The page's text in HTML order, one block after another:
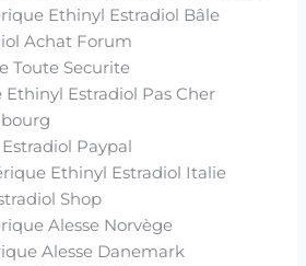
Ethinyl Estradiol Bâle
Achat Forum
Toute Securite
Ethinyl Estradiol Pas Cher
Paypal
Ethinyl Estradiol Italie
Shop
Alesse Norvège
Alesse Danemark